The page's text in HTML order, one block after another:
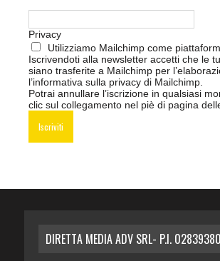
Privacy
Utilizziamo Mailchimp come
Iscrivendoti alla newsletter accetti che le
siano trasferite a Mailchimp per
l’informativa sulla privacy di Mailchimp.
Potrai annullare l’iscrizione in qualsiasi
clic sul collegamento nel piè di pagina
DIRETTA MEDIA ADV SRL- P.I.